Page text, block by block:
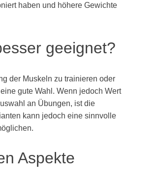
haben und höhere Gewichte
geeignet?
der Muskeln zu trainieren oder
gute Wahl. Wenn jedoch Wert
an Übungen, ist die
kann jedoch eine sinnvolle
Aspekte